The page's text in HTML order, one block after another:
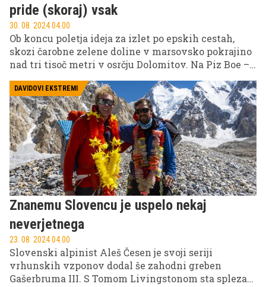
pride (skoraj) vsak
30. 08. 2024 04.00
Ob koncu poletja ideja za izlet po epskih cestah,
skozi čarobne zelene doline v marsovsko pokrajino
nad tri tisoč metri v osrčju Dolomitov. Na Piz Boe –
skupine Sella, ki za vse, ki želijo več, ponuja
alternativni pristop po eni najzahtevnejših poti v
Dolomitih – ferrati Cesare Piazzetta. Tudi ljubitelji
jadralnega padalstva in kolesarjenja (pozimi pa
prostega in turnega smučanja) tu ne bodo ostali
praznih rok, a mi tokrat ponujamo osnovo:
DAVIDOVI EKSTREMI
Znanemu Slovencu je uspelo nekaj
neverjetnega
23. 08. 2024 04.00
Slovenski alpinist Aleš Česen je svoji seriji
vrhunskih vzponov dodal še zahodni greben
Gašerbruma III. S Tomom Livingstonom sta splezala